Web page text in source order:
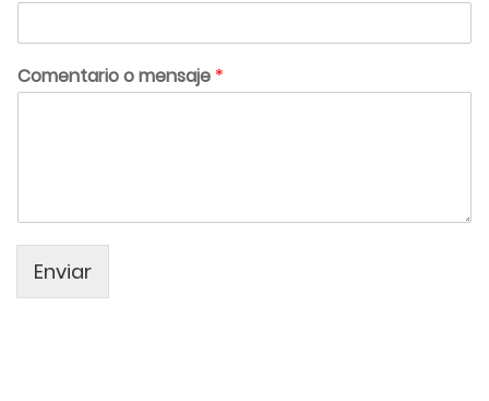
Comentario o mensaje *
Enviar